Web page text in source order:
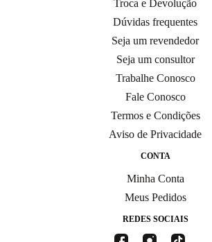
Troca e Devolução
Dúvidas frequentes
Seja um revendedor
Seja um consultor
Trabalhe Conosco
Fale Conosco
Termos e Condições
Aviso de Privacidade
CONTA
Minha Conta
Meus Pedidos
REDES SOCIAIS